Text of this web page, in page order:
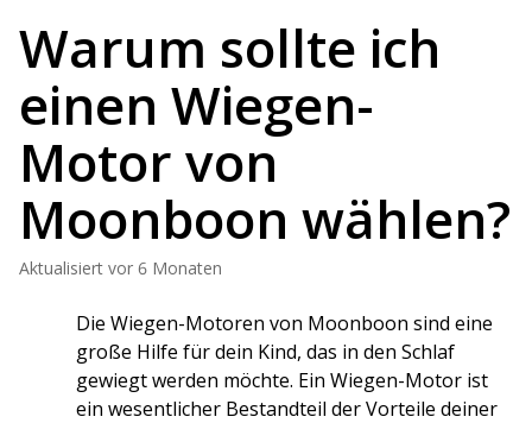
Warum sollte ich
einen Wiegen-
Motor von
Moonboon wählen?
Aktualisiert vor 6 Monaten
Die Wiegen-Motoren von Moonboon sind eine
große Hilfe für dein Kind, das in den Schlaf
gewiegt werden möchte. Ein Wiegen-Motor ist
ein wesentlicher Bestandteil der Vorteile deiner